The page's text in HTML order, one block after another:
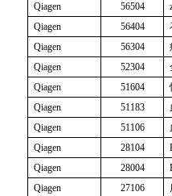
Qiagen
56504
Qiagen
56404
Qiagen
56304
Qiagen
52304
Qiagen
51604
Qiagen
51183
Qiagen
51106
Qiagen
28104
Qiagen
28004
Qiagen
27106